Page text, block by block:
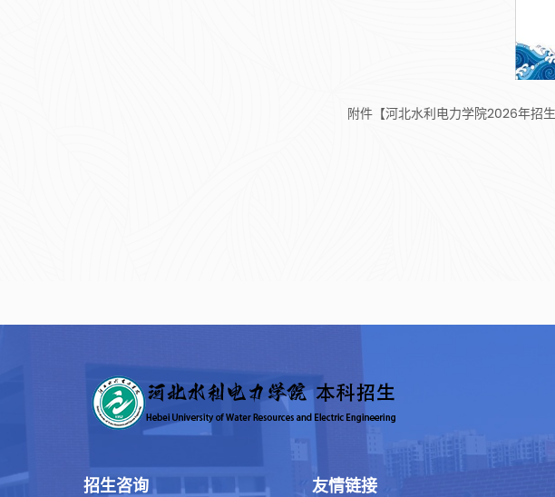
附件【河北水利电力学院2026年招
招生咨询 友情链接